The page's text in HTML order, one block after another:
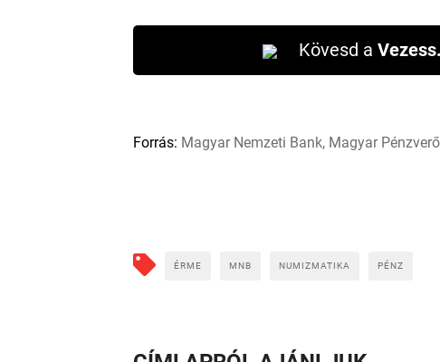
Kövesd a
Forrás: Magyar Nemzeti Bank, Magyar
ÉRME MNB NUMIZMATIKA PÉNZ